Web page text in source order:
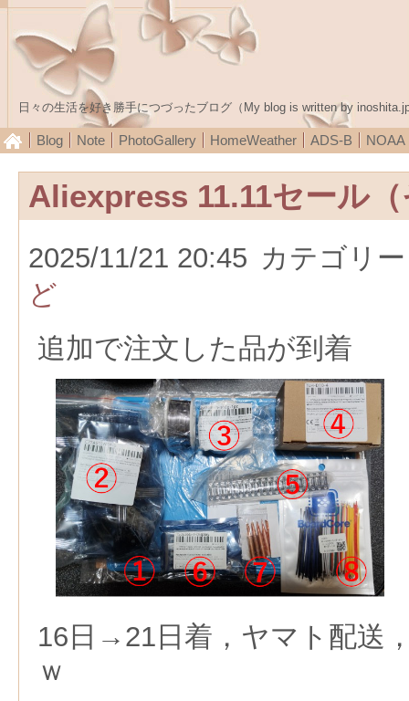
日々の生活を好き勝手につづったブログ（My blog is written by
Blog Note PhotoGallery HomeWeather ADS-B NOAA
Aliexpress 11.11セール
2025/11/21 20:45 カテゴリ
ど
追加で注文した品が到着
16日→21日着，ヤマト配送
ｗ